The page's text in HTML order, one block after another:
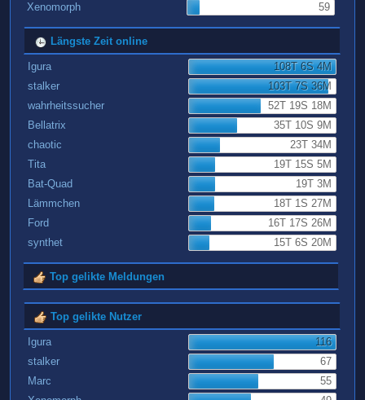
Xenomorph
59
Längste Zeit online
Igura
108T 6S 4M
stalker
103T 7S 36M
wahrheitssucher
52T 19S 18M
Bellatrix
35T 10S 9M
chaotic
23T 34M
Tita
19T 15S 5M
Bat-Quad
19T 3M
Lämmchen
18T 1S 27M
Ford
16T 17S 26M
synthet
15T 6S 20M
Top gelikte Meldungen
Top gelikte Nutzer
Igura
116
stalker
67
Marc
55